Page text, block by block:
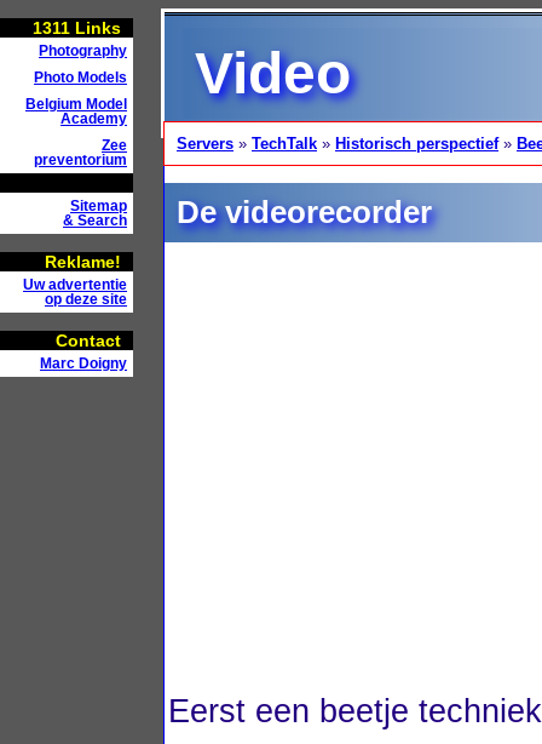
1311 Links
Photography
Photo Models
Belgium Model
Academy
Zee
preventorium
Sitemap
& Search
Reklame!
Uw advertentie
op deze site
Contact
Marc Doigny
Video
Servers » TechTalk » Historisch perspectief»
De videorecorder
Eerst een beetje